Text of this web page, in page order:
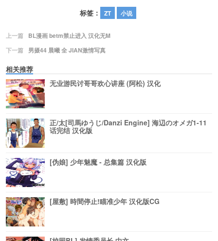
标签： ZT 小说
上一篇
BL漫画 betm禁止进入 汉化无M
下一篇
男摄44 晨曦 全 JIAN激情写真
相关推荐
无业游民讨哥哥欢心讲座 (阿松) 汉化
正/太[司馬ゆうじ/Danzi Engine] 海辺のオメガ1-11
话完结 汉化版
[伪娘] 少年魅魔 - 总集篇 汉化版
[屋敷] 時間停止!瞄准少年 汉化版CG